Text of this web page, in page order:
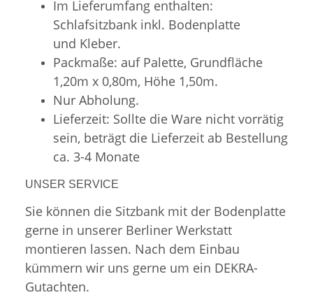
Im Lieferumfang enthalten:
Schlafsitzbank inkl. Bodenplatte
und Kleber.
Packmaße: auf Palette, Grundfläche
1,20m x 0,80m, Höhe 1,50m.
Nur Abholung.
Lieferzeit: Sollte die Ware nicht vorrätig
sein, beträgt die Lieferzeit ab Bestellung
ca. 3-4 Monate
UNSER SERVICE
Sie können die Sitzbank mit der Bodenplatte
gerne in unserer Berliner Werkstatt
montieren lassen. Nach dem Einbau
kümmern wir uns gerne um ein DEKRA-
Gutachten.